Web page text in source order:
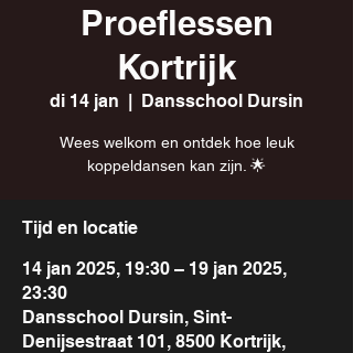
Proeflessen
Kortrijk
di 14 jan
  |
Dansschool Dursin
Wees welkom en ontdek hoe leuk
koppeldansen kan zijn. 🌟
Tijd en locatie
14 jan 2025, 19:30 – 19 jan 2025,
23:30
Dansschool Dursin, Sint-
Denijsestraat 101, 8500 Kortrijk,